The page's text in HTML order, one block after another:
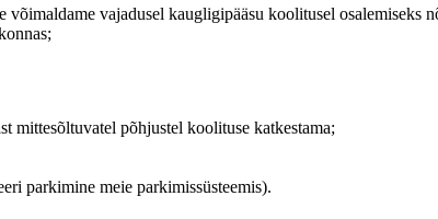
vajadusel kaugligipääsu koolitusel osalemiseks
mittesõltuvatel põhjustel koolituse katkestama;
parkimine meie parkimissüsteemis).